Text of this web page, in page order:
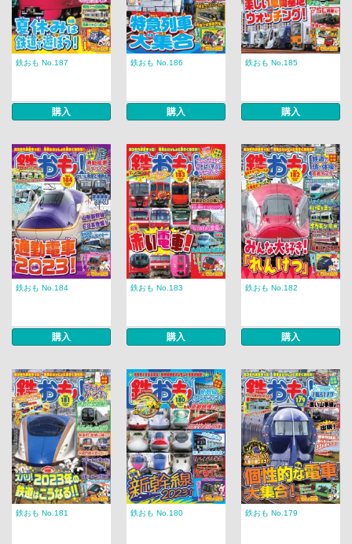
鉄おも No.187
購入
鉄おも No.186
購入
鉄おも No.185
購入
鉄おも No.184
購入
鉄おも No.183
購入
鉄おも No.182
購入
鉄おも No.181 鉄おも No.180 鉄おも No.179